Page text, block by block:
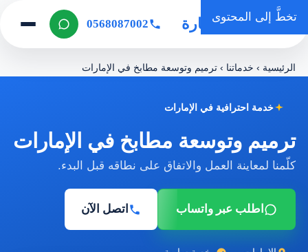
تخطَّ إلى المحتوى
روضة المنارة 0568087002
الرئيسية › خدماتنا ›ترميم وتوسعة مطابخ في الإمارات
خدمة احترافية في الإمارات
ترميم وتوسعة مطابخ في الإمارات
كلّمنا لمعاينة العمل والاتفاق على نطاقه قبل البدء.
اطلب عبر واتساب اتصل الآن